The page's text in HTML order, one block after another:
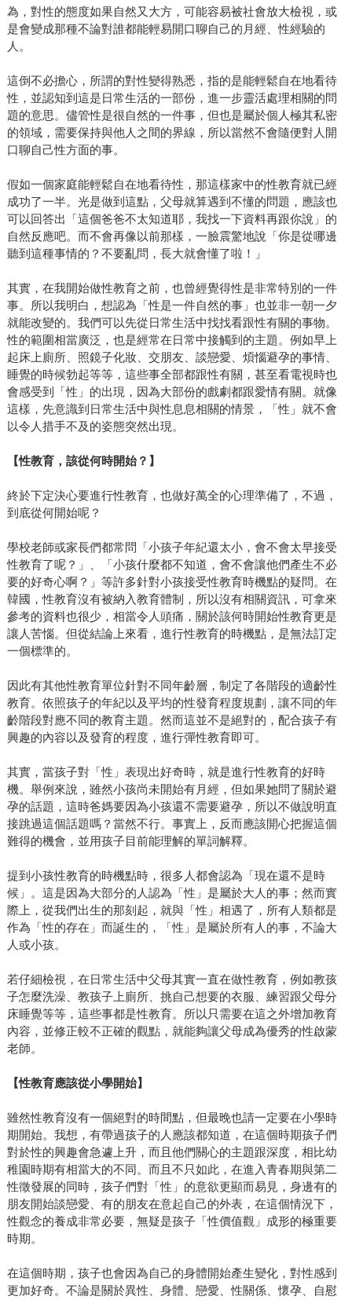
為，對性的態度如果自然又大方，可能容易被社會放大檢視，或
是會變成那種不論對誰都能輕易開口聊自己的月經、性經驗的
人。
這倒不必擔心，所謂的對性變得熟悉，指的是能輕鬆自在地看待
性，並認知到這是日常生活的一部份，進一步靈活處理相關的問
題的意思。儘管性是很自然的一件事，但也是屬於個人極其私密
的領域，需要保持與他人之間的界線，所以當然不會隨便對人開
口聊自己性方面的事。
假如一個家庭能輕鬆自在地看待性，那這樣家中的性教育就已經
成功了一半。光是做到這點，父母就算遇到不懂的問題，應該也
可以回答出「這個爸爸不太知道耶，我找一下資料再跟你說」的
自然反應吧。而不會再像以前那樣，一臉震驚地說「你是從哪邊
聽到這種事情的？不要亂問，長大就會懂了啦！」
其實，在我開始做性教育之前，也曾經覺得性是非常特別的一件
事。所以我明白，想認為「性是一件自然的事」也並非一朝一夕
就能改變的。我們可以先從日常生活中找找看跟性有關的事物。
性的範圍相當廣泛，也是經常在日常中接觸到的主題。例如早上
起床上廁所、照鏡子化妝、交朋友、談戀愛、煩惱避孕的事情、
睡覺的時候勃起等等，這些事全部都跟性有關，甚至看電視時也
會感受到「性」的出現，因為大部份的戲劇都跟愛情有關。就像
這樣，先意識到日常生活中與性息息相關的情景，「性」就不會
以令人措手不及的姿態突然出現。
【性教育，該從何時開始？】
終於下定決心要進行性教育，也做好萬全的心理準備了，不過，
到底從何開始呢？
學校老師或家長們都常問「小孩子年紀還太小，會不會太早接受
性教育了呢？」、「小孩什麼都不知道，會不會讓他們產生不必
要的好奇心啊？」等許多針對小孩接受性教育時機點的疑問。在
韓國，性教育沒有被納入教育體制，所以沒有相關資訊，可拿來
參考的資料也很少，相當令人頭痛，關於該何時開始性教育更是
讓人苦惱。但從結論上來看，進行性教育的時機點，是無法訂定
一個標準的。
因此有其他性教育單位針對不同年齡層，制定了各階段的適齡性
教育。依照孩子的年紀以及平均的性發育程度規劃，讓不同的年
齡階段對應不同的教育主題。然而這並不是絕對的，配合孩子有
興趣的內容以及發育的程度，進行彈性教育即可。
其實，當孩子對「性」表現出好奇時，就是進行性教育的好時
機。舉例來說，雖然小孩尚未開始有月經，但如果她問了關於避
孕的話題，這時爸媽要因為小孩還不需要避孕，所以不做說明直
接跳過這個話題嗎？當然不行。事實上，反而應該開心把握這個
難得的機會，並用孩子目前能理解的單詞解釋。
提到小孩性教育的時機點時，很多人都會認為「現在還不是時
候」。這是因為大部分的人認為「性」是屬於大人的事；然而實
際上，從我們出生的那刻起，就與「性」相遇了，所有人類都是
作為「性的存在」而誕生的，「性」是屬於所有人的事，不論大
人或小孩。
若仔細檢視，在日常生活中父母其實一直在做性教育，例如教孩
子怎麼洗澡、教孩子上廁所、挑自己想要的衣服、練習跟父母分
床睡覺等等，這些事都是性教育。所以只需要在這之外增加教育
內容，並修正較不正確的觀點，就能夠讓父母成為優秀的性啟蒙
老師。
【性教育應該從小學開始】
雖然性教育沒有一個絕對的時間點，但最晚也請一定要在小學時
期開始。我想，有帶過孩子的人應該都知道，在這個時期孩子們
對於性的興趣會急遽上升，而且他們關心的主題跟深度，相比幼
稚園時期有相當大的不同。而且不只如此，在進入青春期與第二
性徵發展的同時，孩子們對「性」的意欲更顯而易見，身邊有的
朋友開始談戀愛、有的朋友在意起自己的外表，在這個情況下，
性觀念的養成非常必要，無疑是孩子「性價值觀」成形的極重要
時期。
在這個時期，孩子也會因為自己的身體開始產生變化，對性感到
更加好奇。不論是關於異性、身體、戀愛、性關係、懷孕、自慰